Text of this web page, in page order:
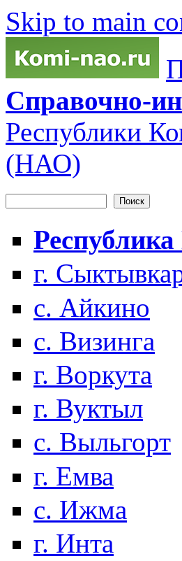
Skip to main
Справочно-
Республики
(НАО)
Форма поиска
г.
с. Айкино
с. Визинга
г. Воркута
г. Вуктыл
с. Выльгорт
г. Емва
с. Ижма
г. Инта